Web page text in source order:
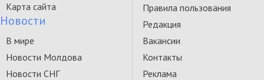
Карта сайта
Новости
В мире
Новости Молдова
Новости СНГ
Правила пользования
Редакция
Вакансии
Контакты
Реклама